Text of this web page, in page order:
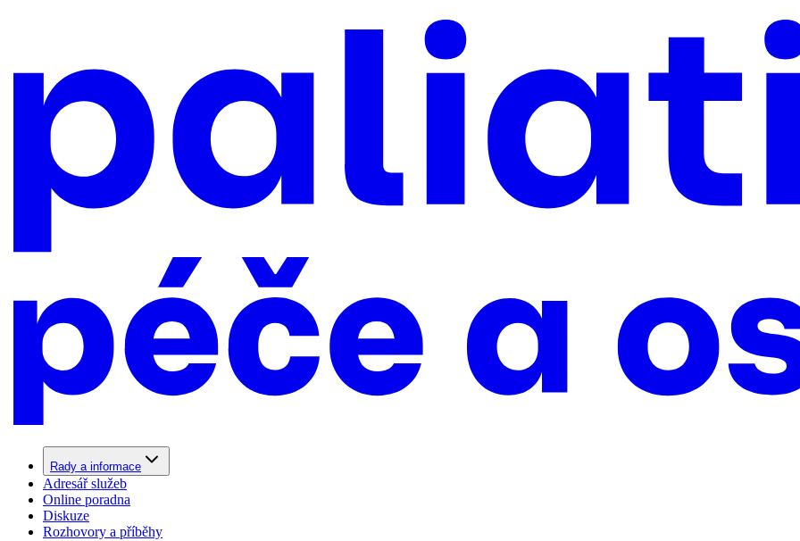
Rady a informace
Adresář služeb
Online poradna
Diskuze
Rozhovory a příběhy